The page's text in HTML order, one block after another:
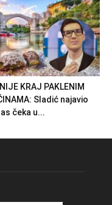
KRAJ PAKLENIM
Sladić najavio
čeka u...